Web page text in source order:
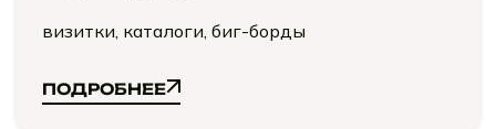
визитки, каталоги, биг-борды
ПОДРОБНЕЕ
ПОДРОБНЕЕ